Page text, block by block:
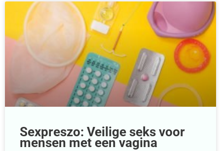
Sexpreszo: Veilige seks voor
mensen met een vagina